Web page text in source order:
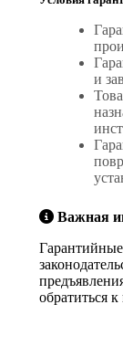
и
Важная
обратиться